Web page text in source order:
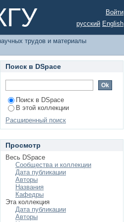
по автору
Войти
русский English
трудов и материалы
Поиск в DSpace
Поиск в DSpace
В этой коллекции
Расширенный поиск
Просмотр
Весь DSpace
Сообщества и коллекции
Дата публикации
Авторы
Названия
Кафедры
Эта коллекция
Дата публикации
Авторы